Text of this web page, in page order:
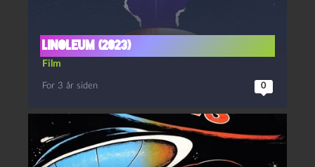
Linoleum (2023)
Film
For 3 år siden 0